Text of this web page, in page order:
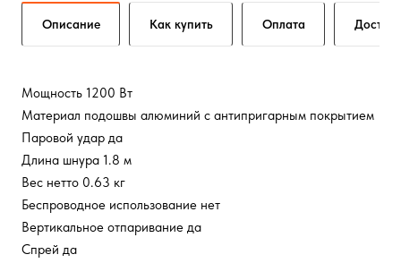
Описание Как купить Оплата
Мощность 1200 Вт
Материал подошвы алюминий с антипригарным покрытием
Паровой удар да
Длина шнура 1.8 м
Вес нетто 0.63 кг
Беспроводное использование нет
Вертикальное отпаривание да
Спрей да